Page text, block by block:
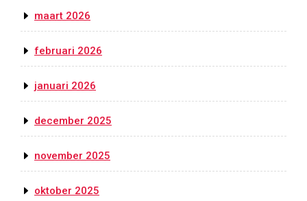
maart 2026
februari 2026
januari 2026
december 2025
november 2025
oktober 2025